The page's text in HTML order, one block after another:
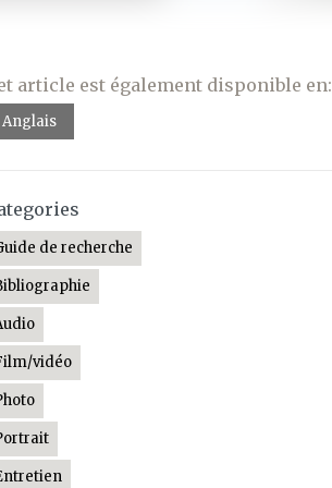
article est également disponible en:
Anglais
de recherche
vidéo